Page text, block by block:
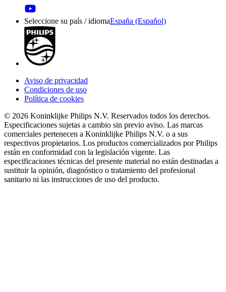
Seleccione su país / idiomaEspaña (Español)
Aviso de privacidad
Condiciones de uso
Política de cookies
© 2026 Koninklijke Philips N.V. Reservados todos los derechos.
Especificaciones sujetas a cambio sin previo aviso. Las marcas
comerciales pertenecen a Koninklijke Philips N.V. o a sus
respectivos propietarios. Los productos comercializados por Philips
están en conformidad con la legislación vigente. Las
especificaciones técnicas del presente material no están destinadas a
sustituir la opinión, diagnóstico o tratamiento del profesional
sanitario ni las instrucciones de uso del producto.